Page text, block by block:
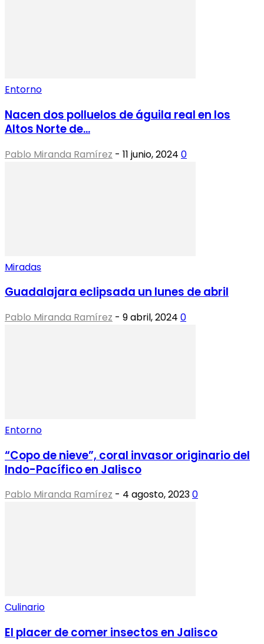
Entorno
Nacen dos polluelos de águila real en los
Altos Norte de...
Pablo Miranda Ramírez - 11 junio, 2024 0
Miradas
Guadalajara eclipsada un lunes de abril
Pablo Miranda Ramírez - 9 abril, 2024 0
Entorno
“Copo de nieve”, coral invasor originario del
Indo-Pacífico en Jalisco
Pablo Miranda Ramírez - 4 agosto, 20230
Culinario
El placer de comer insectos en Jalisco